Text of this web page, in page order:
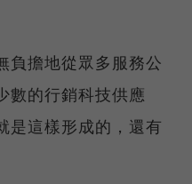
負擔地從眾多服務公
數的行銷科技供應
是這樣形成的，還有